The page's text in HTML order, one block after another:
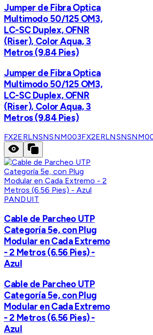
Jumper de Fibra Optica
Multimodo 50/125 OM3,
LC-SC Duplex, OFNR
(Riser), Color Aqua, 3
Metros (9.84 Pies)
Jumper de Fibra Optica
Multimodo 50/125 OM3,
LC-SC Duplex, OFNR
(Riser), Color Aqua, 3
Metros (9.84 Pies)
FX2ERLNSNSNM003
PANDUIT
Cable de Parcheo UTP
Categoría 5e, con Plug
Modular en Cada Extremo
- 2 Metros (6.56 Pies) -
Azul
Cable de Parcheo UTP
Categoría 5e, con Plug
Modular en Cada Extremo
- 2 Metros (6.56 Pies) -
Azul